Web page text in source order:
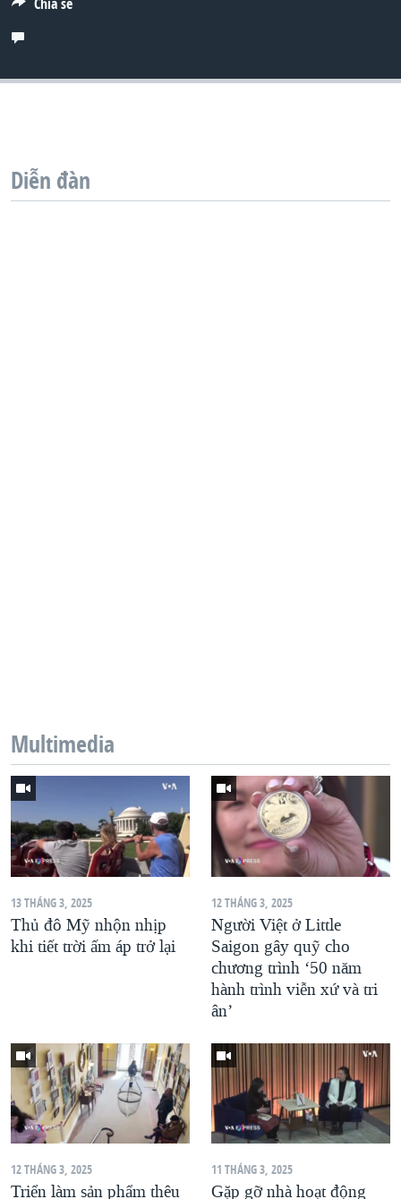
Diễn đàn
Multimedia
13 THÁNG 3, 2025
Thủ đô Mỹ nhộn nhịp
khi tiết trời ấm áp trở lại
12 THÁNG 3, 2025
Người Việt ở Little
Saigon gây quỹ cho
chương trình ‘50 năm
hành trình viễn xứ và tri
ân’
12 THÁNG 3, 2025
Triển làm sản phẩm thêu
11 THÁNG 3, 2025
Gặp gỡ nhà hoạt động